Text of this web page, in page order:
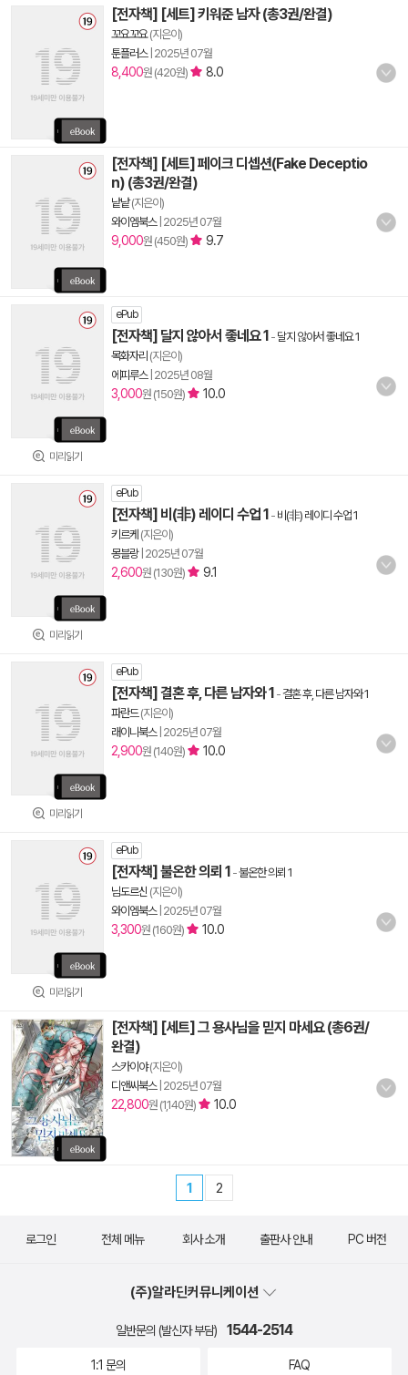
[전자책] [세트] 키워준 남자 (총3권/완결)
꼬요꼬요(지은이)
툰플러스| 2025년 07월
8,400원 (420원) 8.0
[전자책] [세트] 페이크 디셉션(Fake Deceptio
n) (총3권/완결)
낱낱(지은이)
와이엠북스| 2025년 07월
9,000원 (450원) 9.7
미리읽기
ePub
[전자책] 달지 않아서 좋네요 1 - 달지 않아서 좋네요 1
목화자리 (지은이)
에피루스| 2025년 08월
3,000원 (150원) 10.0
미리읽기
ePub
[전자책] 비(非) 레이디 수업 1 - 비(非) 레이디 수업 1
키르케 (지은이)
몽블랑| 2025년 07월
2,600원 (130원) 9.1
미리읽기
ePub
[전자책] 결혼 후, 다른 남자와 1 -결혼 후, 다른 남자와 1
파란드(지은이)
래이니북스| 2025년 07월
2,900원 (140원) 10.0
미리읽기
ePub
[전자책] 불온한 의뢰 1 -불온한 의뢰 1
님도르신 (지은이)
와이엠북스| 2025년 07월
3,300원 (160원) 10.0
[전자책] [세트] 그 용사님을 믿지 마세요 (총6권/
완결)
스카이야(지은이)
디앤씨북스| 2025년 07월
22,800원 (1,140원) 10.0
1 2
로그인 전체 메뉴 회사 소개 출판사 안내 PC 버전
(주)알라딘커뮤니케이션
일반문의 (발신자 부담) 1544-2514
1:1 문의 FAQ